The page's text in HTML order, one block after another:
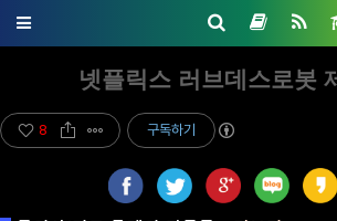
넷플릭스 러브데스로봇
8 구독하기